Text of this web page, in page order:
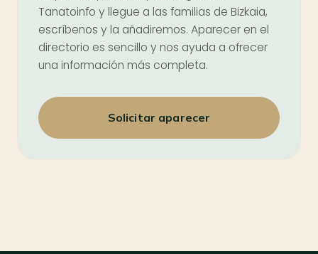
Tanatoinfo y llegue a las familias de Bizkaia,
escríbenos y la añadiremos. Aparecer en el
directorio es sencillo y nos ayuda a ofrecer
una información más completa.
Solicitar aparecer